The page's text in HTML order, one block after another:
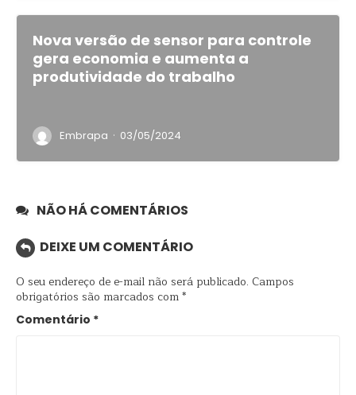
Nova versão de sensor para controle
gera economia e aumenta a
produtividade do trabalho
Embrapa · 03/05/2024
NÃO HÁ COMENTÁRIOS
DEIXE UM COMENTÁRIO
O seu endereço de e-mail não será publicado. Campos
obrigatórios são marcados com*
Comentário *